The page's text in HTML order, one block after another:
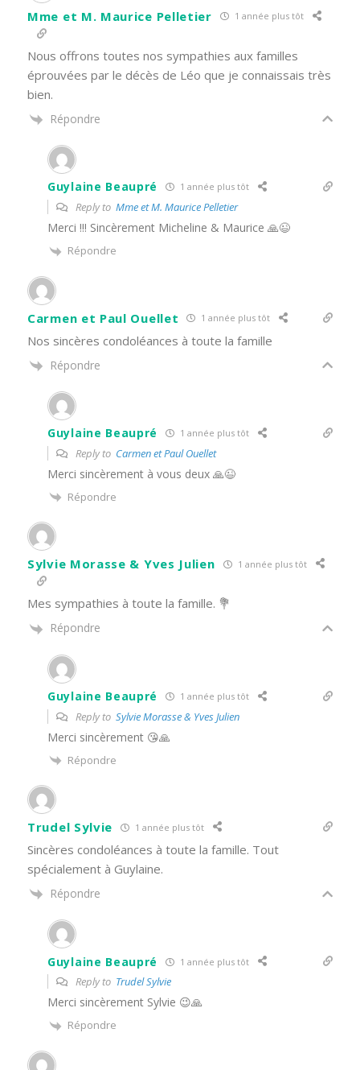
Mme et M. Maurice Pelletier 1 année plus tôt
Nous offrons toutes nos sympathies aux familles
éprouvées par le décès de Léo que je connaissais très
bien.
Répondre
Guylaine Beaupré 1 année plus tôt
Reply to Mme et M. Maurice Pelletier
Merci !!! Sincèrement Micheline & Maurice 🙏😉
Répondre
Carmen et Paul Ouellet 1 année plus tôt
Nos sincères condoléances à toute la famille
Répondre
Guylaine Beaupré 1 année plus tôt
Reply to Carmen et Paul Ouellet
Merci sincèrement à vous deux 🙏😉
Répondre
Sylvie Morasse & Yves Julien 1 année plus tôt
Mes sympathies à toute la famille. 💐
Répondre
Guylaine Beaupré 1 année plus tôt
Reply to Sylvie Morasse & Yves Julien
Merci sincèrement 😘🙏
Répondre
Trudel Sylvie 1 année plus tôt
Sincères condoléances à toute la famille. Tout
spécialement à Guylaine.
Répondre
Guylaine Beaupré 1 année plus tôt
Reply to Trudel Sylvie
Merci sincèrement Sylvie 😉🙏
Répondre